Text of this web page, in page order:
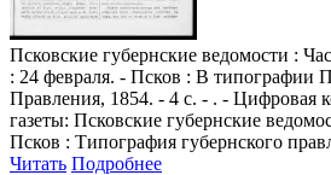
Псковские губернские ведомости :
: 24 февраля. - Псков : В типографии
Правления, 1854. - 4 с. - . - Цифровая
газеты: Псковские губернские
Псков : Типография губернского
Читать Подробнее